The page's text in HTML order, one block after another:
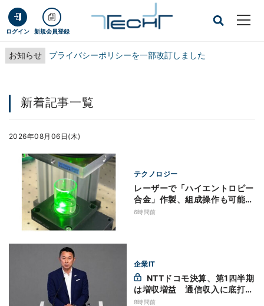
ログイン 新規会員登録
お知らせ プライバシーポリシーを一部改訂しました
新着記事一覧
2026年08月06日(木)
テクノロジー
レーザーで「ハイエントロピー
合金」作製、組成操作も可能
大阪公立大
6時間前
企業IT
は増収増益 通信収入に底打ち
の兆し、金融・AIを強化
8時間前